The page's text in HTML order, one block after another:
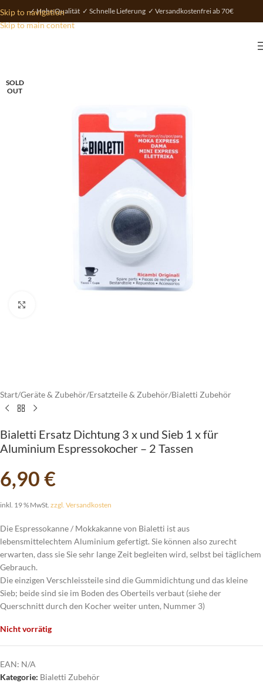
Skip to navigation
Skip to main content
✓ Hohe Qualität ✓ Schnelle Lieferung ✓ Versandkostenfrei ab 70€
SOLD
OUT
Start/Geräte & Zubehör/Ersatzteile & Zubehör/Bialetti Zubehör
Bialetti Ersatz Dichtung 3 x und Sieb 1 x für
Aluminium Espressokocher – 2 Tassen
6,90€
inkl. 19 % MwSt. zzgl. Versandkosten
Die Espressokanne / Mokkakanne von Bialetti ist aus
lebensmittelechtem Aluminium gefertigt. Sie können also zurecht
erwarten, dass sie Sie sehr lange Zeit begleiten wird, selbst bei täglichem
Gebrauch.
Die einzigen Verschleissteile sind die Gummidichtung und das kleine
Sieb; beide sind sie im Boden des Oberteils verbaut (siehe der
Querschnitt durch den Kocher weiter unten, Nummer 3)
Nicht vorrätig
EAN: N/A
Kategorie: Bialetti Zubehör